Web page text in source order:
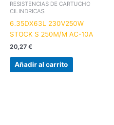
RESISTENCIAS DE CARTUCHO
CILINDRICAS
6.35DX63L 230V250W
STOCK S 250M/M AC-10A
20,27 €
Añadir al carrito